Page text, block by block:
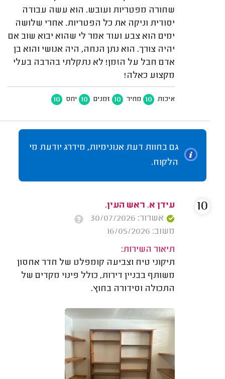
שחורה מפטריות ועובש. הוא עשה עבודה
יסודית וניקה את כל הפטריות. אחרי שלושה
ימים הוא צבע ועוד אמר לי שהוא יבוא שוב אם
יהיה צורך. הוא נתן הנחה, היה אנושי והוא בן
אדם חבל על הזמן! לא נתקלתי בהרבה בעלי
מקצוע כאלה!
איכות 10 מחיר 10 זמנים 10 יחס 10
גם בחוות דעת אנונימיות, מידרג יודעת מי
הלקוח.
עידן א. ראש העין.
אשרור: 30/07/2026
משוב: 16/05/2026
תיאור השירות:
תיקוני טיח וצביעה קומפלט של חדר אחסון
משותף בבניין דירות, כולל פינוי מקדים של
התכולה וסידורה בחוץ.
10